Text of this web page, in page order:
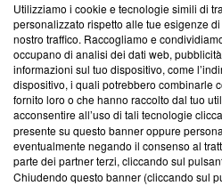
Questa sezione offre informazioni
News, sui nostri processi editoriali
creare news di qualità. Inoltre,
‘Trust Project - News with Integrity’
ancora membro del programma,
parte; Trust Project non ha
conformità agli standard.
Su di noi
Utilizziamo i cookie e tecnologie simili di
personalizzato rispetto alle tue esigenze
nostro traffico. Raccogliamo e
occupano di analisi dei dati web,
informazioni sul tuo dispositivo, come
dispositivo, i quali potrebbero combinarle
fornito loro o che hanno raccolto dal tuo
acconsentire all’uso di tali tecnologie
presente su questo banner oppure
eventualmente negando il consenso al
parte dei partner terzi, cliccando sul
Chiudendo questo banner (cliccando sul